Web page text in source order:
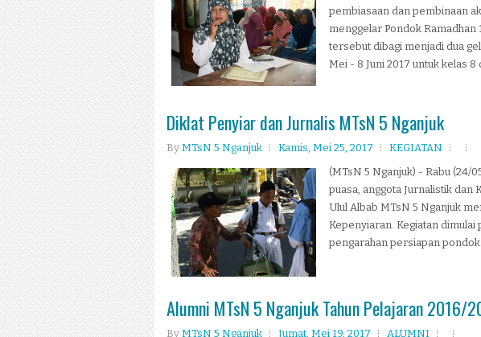
pembiasaan dan pembinaan
menggelar Pondok Ramadhan
tersebut dibagi menjadi dua
Mei - 8 Juni 2017 untuk kelas 8
Diklat Penyiar dan Jurnalis MTsN 5 Nganjuk
By MTsN 5 Nganjuk Kamis, Mei 25, 2017
KEGIATAN
(MTsN 5 Nganjuk) - Rabu (24/
puasa, anggota Jurnalistik dan
Ulul Albab MTsN 5 Nganjuk
Kepenyiaran. Kegiatan dimulai
pengarahan persiapan
Alumni MTsN 5 Nganjuk Tahun Pelajaran 2016/
By MTsN 5 Nganjuk Jumat, Mei 19, 2017
ALUMNI